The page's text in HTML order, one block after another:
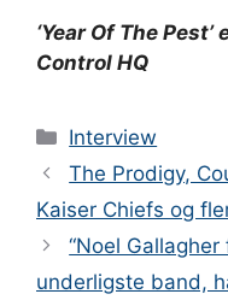
‘Year Of The
Control HQ
Kategorier
Interview
The Prodigy,
Kaiser Chiefs og
“Noel
underligste band,